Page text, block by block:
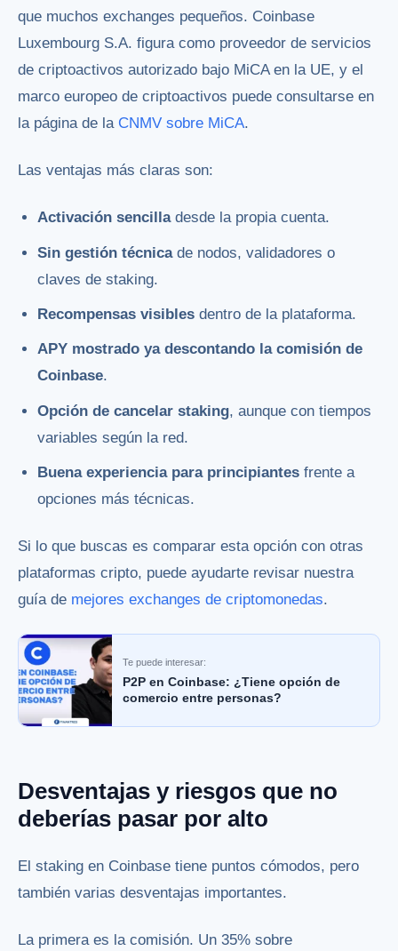
que muchos exchanges pequeños. Coinbase
Luxembourg S.A. figura como proveedor de servicios
de criptoactivos autorizado bajo MiCA en la UE, y el
marco europeo de criptoactivos puede consultarse en
la página de la CNMV sobre MiCA.
Las ventajas más claras son:
Activación sencilladesde la propia cuenta.
Sin gestión técnicade nodos, validadores o
claves de staking.
Recompensas visibles dentro de la plataforma.
APY mostrado ya descontando la comisión de
Coinbase.
Opción de cancelar staking, aunque con tiempos
variables según la red.
Buena experiencia para principiantes frente a
opciones más técnicas.
Si lo que buscas es comparar esta opción con otras
plataformas cripto, puede ayudarte revisar nuestra
guía de mejores exchanges de criptomonedas.
Te puede interesar:
P2P en Coinbase: ¿Tiene opción de
comercio entre personas?
Desventajas y riesgos que no
deberías pasar por alto
El staking en Coinbase tiene puntos cómodos, pero
también varias desventajas importantes.
La primera es la comisión. Un 35% sobre